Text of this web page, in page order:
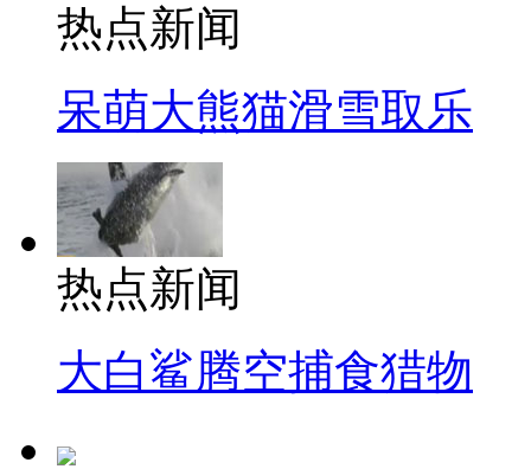
热点新闻
呆萌大熊猫滑雪取乐
热点新闻
大白鲨腾空捕食猎物